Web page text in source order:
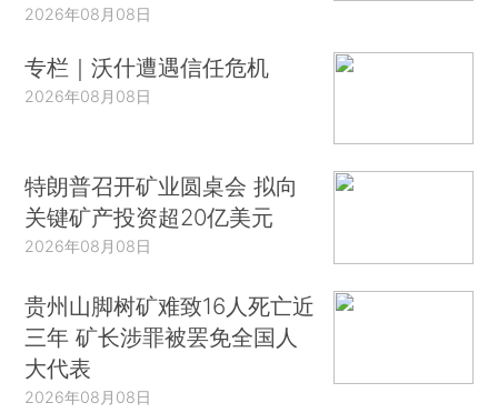
2026年08月08日
专栏｜沃什遭遇信任危机
2026年08月08日
特朗普召开矿业圆桌会 拟向
关键矿产投资超20亿美元
2026年08月08日
贵州山脚树矿难致16人死亡近
三年 矿长涉罪被罢免全国人
大代表
2026年08月08日